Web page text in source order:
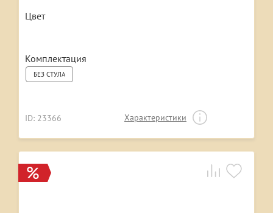
Цвет
Комплектация
БЕЗ СТУЛА
ID: 23366 Характеристики